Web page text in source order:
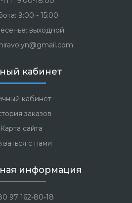
9:00 - 15:00
выходной
кабинет
кабинет
заказов
Карта сайта
с нами
информация
97 162-80-18